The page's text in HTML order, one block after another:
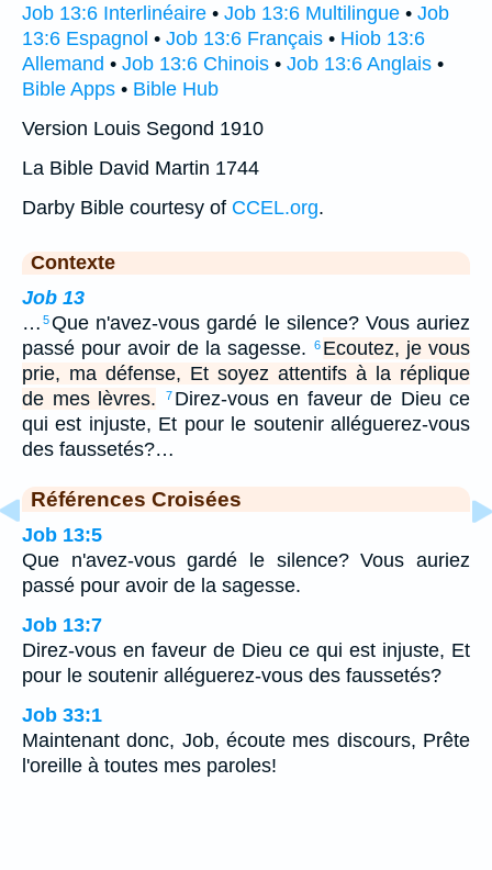
Job 13:6 Interlinéaire • Job 13:6 Multilingue • Job
13:6 Espagnol • Job 13:6 Français • Hiob 13:6
Allemand • Job 13:6 Chinois • Job 13:6 Anglais •
Bible Apps • Bible Hub
Version Louis Segond 1910
La Bible David Martin 1744
Darby Bible courtesy of CCEL.org.
Contexte
Job 13
… 5Que n'avez-vous gardé le silence? Vous auriez
passé pour avoir de la sagesse.
6 Ecoutez, je vous
prie, ma défense, Et soyez attentifs à la réplique
de mes lèvres.
7 Direz-vous en faveur de Dieu ce
qui est injuste, Et pour le soutenir alléguerez-vous
des faussetés?…
Références Croisées
Job 13:5
Que n'avez-vous gardé le silence? Vous auriez
passé pour avoir de la sagesse.
Job 13:7
Direz-vous en faveur de Dieu ce qui est injuste, Et
pour le soutenir alléguerez-vous des faussetés?
Job 33:1
Maintenant donc, Job, écoute mes discours, Prête
l'oreille à toutes mes paroles!